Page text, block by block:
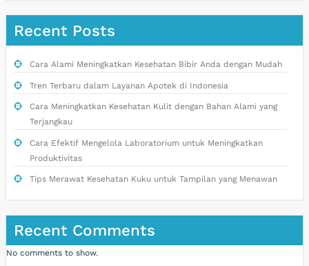
Recent Posts
Cara Alami Meningkatkan Kesehatan Bibir Anda dengan Mudah
Tren Terbaru dalam Layanan Apotek di Indonesia
Cara Meningkatkan Kesehatan Kulit dengan Bahan Alami yang
Terjangkau
Cara Efektif Mengelola Laboratorium untuk Meningkatkan
Produktivitas
Tips Merawat Kesehatan Kuku untuk Tampilan yang Menawan
Recent Comments
No comments to show.